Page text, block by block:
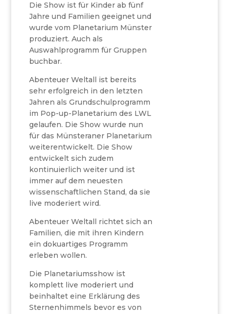
Die Show ist für Kinder ab fünf
Jahre und Familien geeignet und
wurde vom Planetarium Münster
produziert. Auch als
Auswahlprogramm für Gruppen
buchbar.
Abenteuer Weltall ist bereits
sehr erfolgreich in den letzten
Jahren als Grundschulprogramm
im Pop-up-Planetarium des LWL
gelaufen. Die Show wurde nun
für das Münsteraner Planetarium
weiterentwickelt. Die Show
entwickelt sich zudem
kontinuierlich weiter und ist
immer auf dem neuesten
wissenschaftlichen Stand, da sie
live moderiert wird.
Abenteuer Weltall richtet sich an
Familien, die mit ihren Kindern
ein dokuartiges Programm
erleben wollen.
Die Planetariumsshow ist
komplett live moderiert und
beinhaltet eine Erklärung des
Sternenhimmels bevor es von